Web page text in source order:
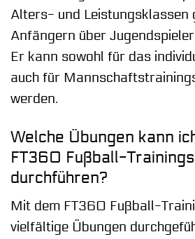
Alters- und Leistungsklassen
Anfängern über
Er kann sowohl für das
auch für
werden.
Welche Übungen kann
FT360 Fußball-
durchführen?
Mit dem FT360 Fußball-
vielfältige Übungen